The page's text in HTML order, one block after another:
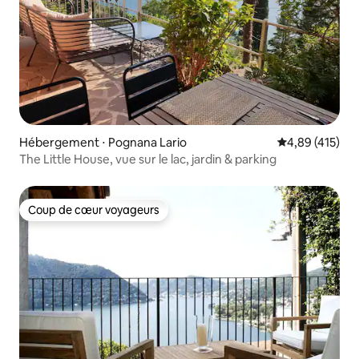
Hébergement ⋅ Pognana Lario Évaluation
4,89 (415)
The Little House, vue sur le lac, jardin & parking
Coup de cœur voyageurs
Coup de cœur voyageurs